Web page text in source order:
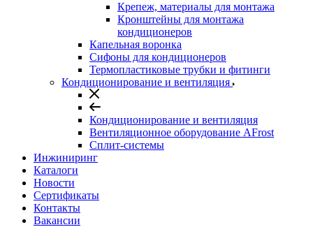
Крепеж, материалы для монтажа
Кронштейны для монтажа
кондиционеров
Капельная воронка
Сифоны для кондиционеров
Термопластиковые трубки и фитинги
Кондиционирование и вентиляция
Кондиционирование и вентиляция
Вентиляционное оборудование AFrost
Сплит-системы
Инжиниринг
Каталоги
Новости
Сертификаты
Контакты
Вакансии